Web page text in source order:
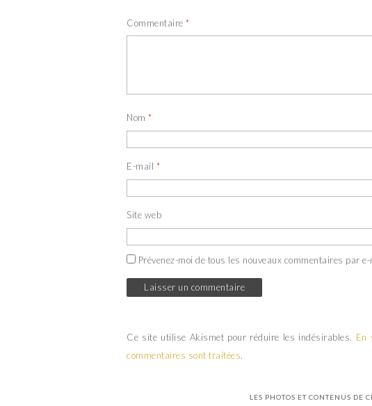
Commentaire *
Nom *
E-mail *
Site web
Prévenez-moi de tous les nouveaux commentaires par
Ce site utilise Akismet pour réduire les indésirables. En
commentaires sont traitées.
LES PHOTOS ET CONTENUS DE